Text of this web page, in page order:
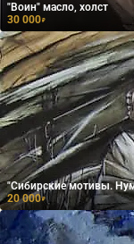
"Воин" масло, холст
30 000₽
"Сибирские мотивы.
20 000₽